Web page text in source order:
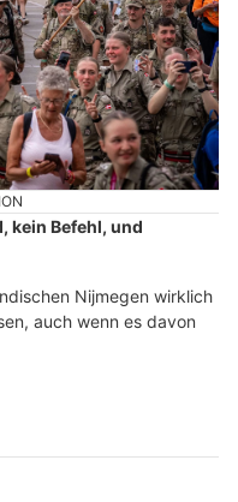
kein Befehl, und
Nijmegen wirklich
auch wenn es davon